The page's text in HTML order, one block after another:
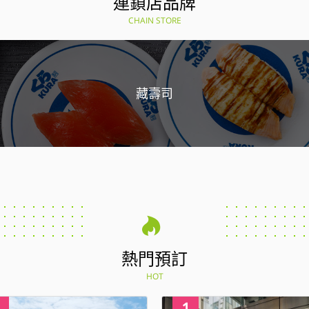
CHAIN STORE
藏壽司
熱門預訂
HOT